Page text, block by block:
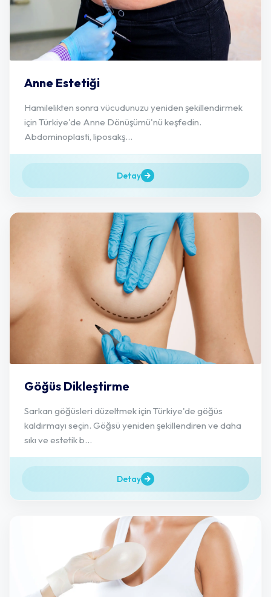
Anne Estetiği
Hamilelikten sonra vücudunuzu yeniden şekillendirmek
için Türkiye'de Anne Dönüşümü'nü keşfedin.
Abdominoplasti, liposakş...
Detay
Göğüs Dikleştirme
Sarkan göğüsleri düzeltmek için Türkiye'de göğüs
kaldırmayı seçin. Göğsü yeniden şekillendiren ve daha
sıkı ve estetik b...
Detay